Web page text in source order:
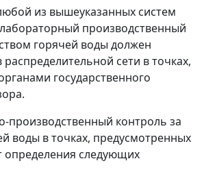
из вышеуказанных систем
производственный
горячей воды должен
распределительной сети в точках,
государственного
производственный контроль за
воды в точках, предусмотренных
определения следующих